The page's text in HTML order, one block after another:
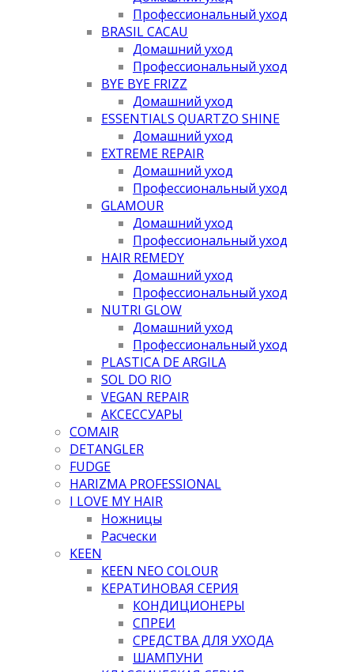
Профессиональный уход
BRASIL CACAU
Домашний уход
Профессиональный уход
BYE BYE FRIZZ
Домашний уход
ESSENTIALS QUARTZO SHINE
Домашний уход
EXTREME REPAIR
Домашний уход
Профессиональный уход
GLAMOUR
Домашний уход
Профессиональный уход
HAIR REMEDY
Домашний уход
Профессиональный уход
NUTRI GLOW
Домашний уход
Профессиональный уход
PLASTICA DE ARGILA
SOL DO RIO
VEGAN REPAIR
АКСЕССУАРЫ
COMAIR
DETANGLER
FUDGE
HARIZMA PROFESSIONAL
I LOVE MY HAIR
Ножницы
Расчески
KEEN
KEEN NEO COLOUR
КЕРАТИНОВАЯ СЕРИЯ
КОНДИЦИОНЕРЫ
СПРЕИ
СРЕДСТВА ДЛЯ УХОДА
ШАМПУНИ